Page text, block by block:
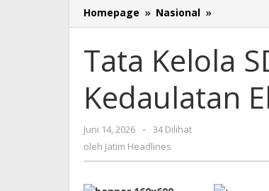
Homepage » Nasional »
Kelola
Baru
dan
Tata Kelola
Kedaulatan
Juni 14, 2026
oleh
Jatim
-
34 Dilihat
oleh Jatim Headlines